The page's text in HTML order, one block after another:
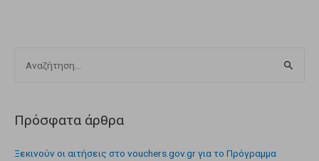
Πρόσφατα άρθρα
Ξεκινούν οι αιτήσεις στο vouchers.gov.gr για το Πρόγραμμα